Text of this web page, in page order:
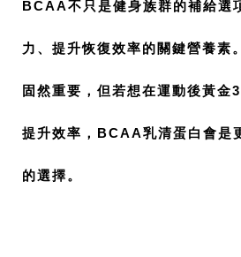
BCAA不只是健身族群的補給選
力、提升恢復效率的關鍵營養素
固然重要，但若想在運動後黃金
提升效率，BCAA乳清蛋白會是
的選擇。